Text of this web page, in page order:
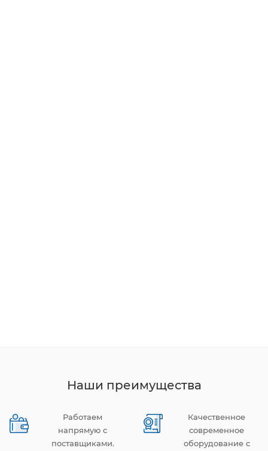
Наши преимущества
Работаем
напрямую с
поставщиками.
Качественное
современное
оборудование с